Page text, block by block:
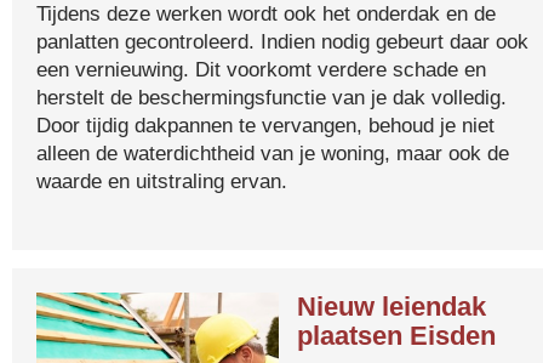
Tijdens deze werken wordt ook het onderdak en de
panlatten gecontroleerd. Indien nodig gebeurt daar ook
een vernieuwing. Dit voorkomt verdere schade en
herstelt de beschermingsfunctie van je dak volledig.
Door tijdig dakpannen te vervangen, behoud je niet
alleen de waterdichtheid van je woning, maar ook de
waarde en uitstraling ervan.
Nieuw leiendak
plaatsen Eisden